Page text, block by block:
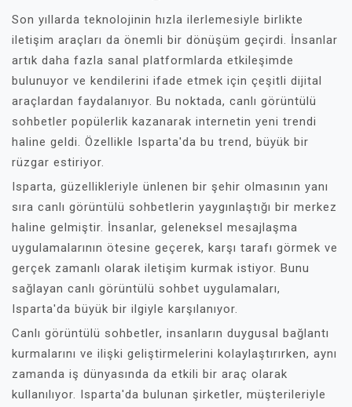
Son yıllarda teknolojinin hızla ilerlemesiyle birlikte
iletişim araçları da önemli bir dönüşüm geçirdi. İnsanlar
artık daha fazla sanal platformlarda etkileşimde
bulunuyor ve kendilerini ifade etmek için çeşitli dijital
araçlardan faydalanıyor. Bu noktada, canlı görüntülü
sohbetler popülerlik kazanarak internetin yeni trendi
haline geldi. Özellikle Isparta'da bu trend, büyük bir
rüzgar estiriyor.
Isparta, güzellikleriyle ünlenen bir şehir olmasının yanı
sıra canlı görüntülü sohbetlerin yaygınlaştığı bir merkez
haline gelmiştir. İnsanlar, geleneksel mesajlaşma
uygulamalarının ötesine geçerek, karşı tarafı görmek ve
gerçek zamanlı olarak iletişim kurmak istiyor. Bunu
sağlayan canlı görüntülü sohbet uygulamaları,
Isparta'da büyük bir ilgiyle karşılanıyor.
Canlı görüntülü sohbetler, insanların duygusal bağlantı
kurmalarını ve ilişki geliştirmelerini kolaylaştırırken, aynı
zamanda iş dünyasında da etkili bir araç olarak
kullanılıyor. Isparta'da bulunan şirketler, müşterileriyle